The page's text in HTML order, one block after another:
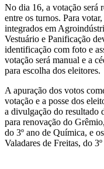
No dia 16, a votação será
entre os turnos. Para
integrados em
Vestuário e Panificação
identificação com foto e
votação será manual e a
para escolha dos eleitores.
A apuração dos votos
votação e a posse dos
a divulgação do resultado
para renovação do
do 3º ano de Química, e
Valadares de Freitas, do